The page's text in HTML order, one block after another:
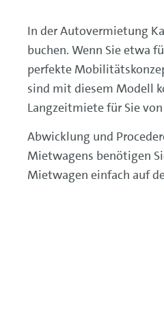
In der Autovermietung
buchen. Wenn Sie etwa
perfekte
sind mit diesem Modell
Langzeitmiete für Sie
Abwicklung und
Mietwagens benötigen
Mietwagen einfach auf